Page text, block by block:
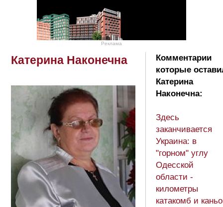
Реклама
Катерина Наконечна
Комментарии
которые
Катерина
Наконечна:
Здесь
заканчивается
Украина: в
"горном" углу
Одесской
области -
километры
катакомб и